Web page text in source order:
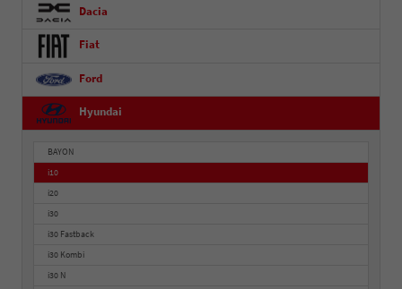
Dacia
Fiat
Ford
Hyundai
BAYON
i10
i20
i30
i30 Fastback
i30 Kombi
i30 N